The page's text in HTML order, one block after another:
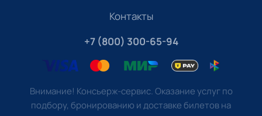
Контакты
+7 (800) 300-65-94
Внимание! Консьерж-сервис. Оказание услуг по
подбору, бронированию и доставке билетов на